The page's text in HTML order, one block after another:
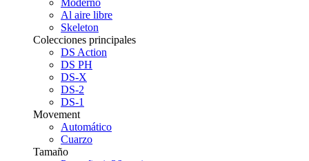
Moderno
Al aire libre
Skeleton
Colecciones principales
DS Action
DS PH
DS-X
DS-2
DS-1
Movement
Automático
Cuarzo
Tamaño